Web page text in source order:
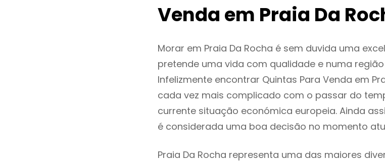
Venda em Praia Da
Morar em Praia Da Rocha é sem duvida uma
pretende uma vida com qualidade e numa
Infelizmente encontrar Quintas Para Venda em
cada vez mais complicado com o passar do
currente situação económica europeia. Ainda
é considerada uma boa decisão no momento
Praia Da Rocha representa uma das maiores